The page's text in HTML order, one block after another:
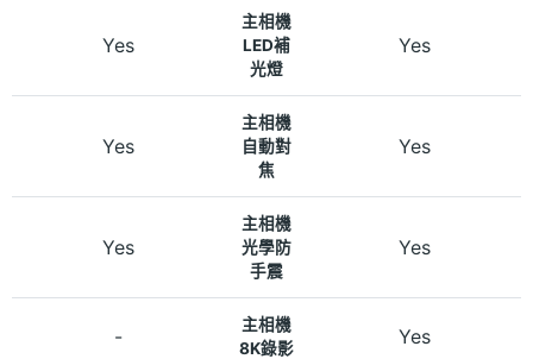
Yes
主相機
LED補
光燈
Yes
Yes
主相機
自動對
焦
Yes
Yes
主相機
光學防
手震
Yes
-
主相機
8K錄影
Yes